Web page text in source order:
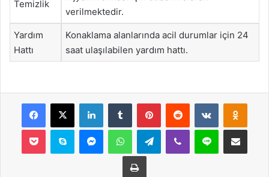
Temizlik
verilmektedir.
Yardım
Hattı
Konaklama alanlarında acil durumlar için 24
saat ulaşılabilen yardım hattı.
Facebook
X LinkedInTumblr PinterestReddit VKontakte
Pocket Skype MessengerWhatsAppTelegramViber Line E-Posta ile
Yazdır